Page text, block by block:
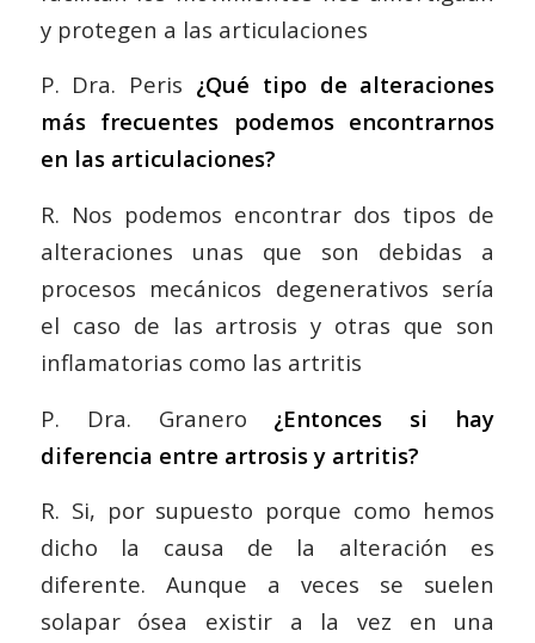
y protegen a las articulaciones
P. Dra. Peris ¿Qué tipo de alteraciones
más frecuentes podemos encontrarnos
en las articulaciones?
R. Nos podemos encontrar dos tipos de
alteraciones unas que son debidas a
procesos mecánicos degenerativos sería
el caso de las artrosis y otras que son
inflamatorias como las artritis
P. Dra. Granero ¿Entonces si hay
diferencia entre artrosis y artritis?
R. Si, por supuesto porque como hemos
dicho la causa de la alteración es
diferente. Aunque a veces se suelen
solapar ósea existir a la vez en una